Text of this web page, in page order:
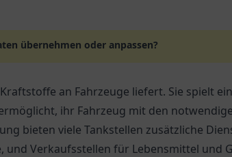
übernehmen oder anpassen?
an Fahrzeuge liefert. Sie spielt
ihr Fahrzeug mit den
bieten viele Tankstellen zusätzliche
Verkaufsstellen für Lebensmittel und